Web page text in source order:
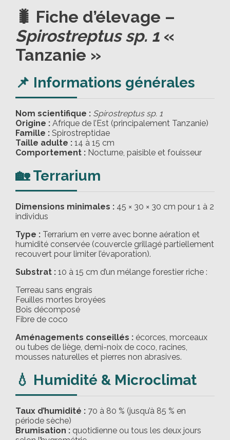
🐛 Fiche d’élevage –
Spirostreptus sp. 1 «
Tanzanie »
📌 Informations générales
Nom scientifique : Spirostreptus sp. 1
Origine : Afrique de l’Est (principalement Tanzanie)
Famille : Spirostreptidae
Taille adulte : 14 à 15 cm
Comportement : Nocturne, paisible et fouisseur
🏡 Terrarium
Dimensions minimales : 45 × 30 × 30 cm pour 1 à 2
individus
Type : Terrarium en verre avec bonne aération et
humidité conservée (couvercle grillagé partiellement
recouvert pour limiter l’évaporation).
Substrat : 10 à 15 cm d’un mélange forestier riche :
Terreau sans engrais
Feuilles mortes broyées
Bois décomposé
Fibre de coco
Aménagements conseillés : écorces, morceaux
ou tubes de liège, demi-noix de coco, racines,
mousses naturelles et pierres non abrasives.
💧 Humidité & Microclimat
Taux d’humidité : 70 à 80 % (jusqu’à 85 % en
période sèche)
Brumisation : quotidienne ou tous les deux jours